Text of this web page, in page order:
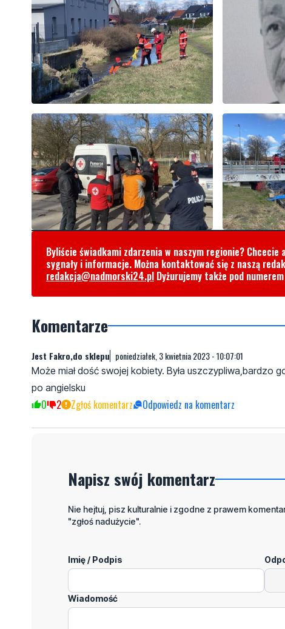
Byliście świadkami zdarzenia w naszym regionie?
sygnały i informacje. Można kontaktować się z naszą
redakcja@nadmorski24.pl Dyżurujemy także pod
Komentarze
Jest Fakro,do sklepu poniedziałek, 3 kwietnia 2023 - 10:07:01
Może miał dość swojej kobiety. Była uszczypliwa,bardzo
po angielsku
0 2 Zgłoś komentarz Odpowiedz na komentarz
Napisz swój komentarz
Nie hejtuj, pisz kulturalnie i zgodne z prawem
"zgłoś nadużycie".
Imię / Podpis
Wiadomość